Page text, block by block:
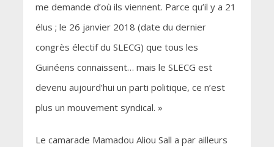
me demande d’où ils viennent. Parce qu’il y a 21
élus ; le 26 janvier 2018 (date du dernier
congrès électif du SLECG) que tous les
Guinéens connaissent… mais le SLECG est
devenu aujourd’hui un parti politique, ce n’est
plus un mouvement syndical. »
Le camarade Mamadou Aliou Sall a par ailleurs